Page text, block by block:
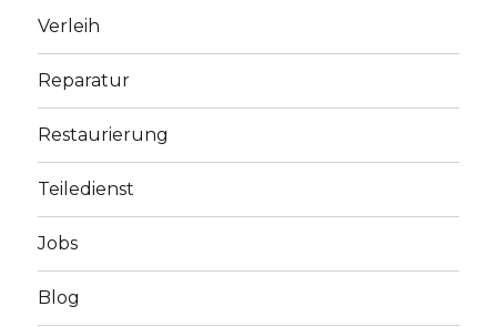
Verleih
Reparatur
Restaurierung
Teiledienst
Jobs
Blog